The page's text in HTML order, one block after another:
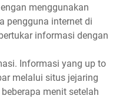
menggunakan
pengguna internet di
informasi dengan
Informasi yang up to
melalui situs jejaring
menit setelah